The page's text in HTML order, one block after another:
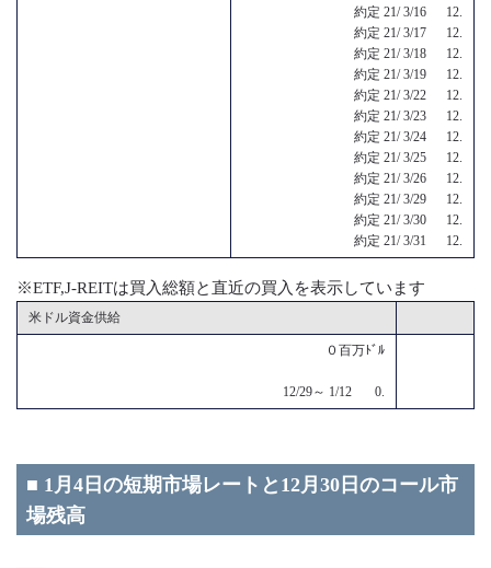
約定 21/ 3/16 12.
約定 21/ 3/17 12.
約定 21/ 3/18 12.
約定 21/ 3/19 12.
約定 21/ 3/22 12.
約定 21/ 3/23 12.
約定 21/ 3/24 12.
約定 21/ 3/25 12.
約定 21/ 3/26 12.
約定 21/ 3/29 12.
約定 21/ 3/30 12.
約定 21/ 3/31 12.
※ETF,J-REITは買入総額と直近の買入を表示しています
米ドル資金供給
０百万ﾄﾞﾙ
12/29～ 1/12 0.
■ 1月4日の短期市場レートと12月30日のコール市
場残高